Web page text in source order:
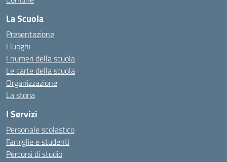
La Scuola
Presentazione
I luoghi
I numeri della scuola
Le carte della scuola
Organizzazione
La storia
I Servizi
Personale scolastico
Famiglie e studenti
Percorsi di studio